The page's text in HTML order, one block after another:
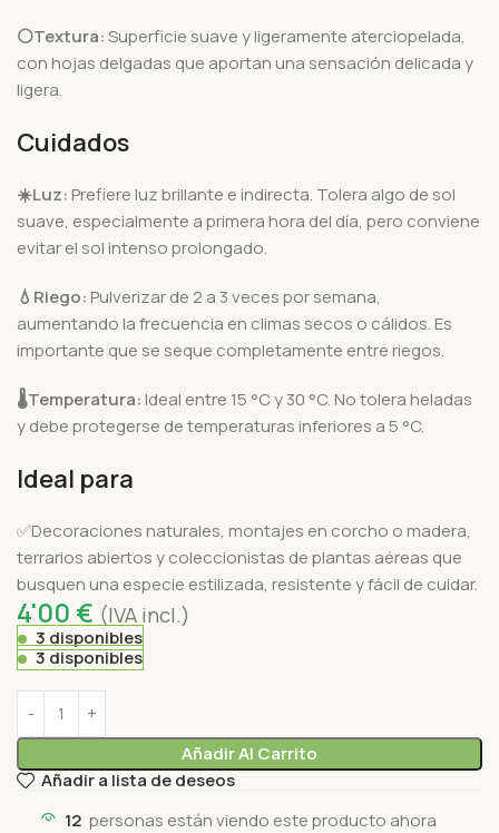
⚪Textura:Superficie suave y ligeramente aterciopelada,
con hojas delgadas que aportan una sensación delicada y
ligera.
Cuidados
☀️Luz: Prefiere luz brillante e indirecta. Tolera algo de sol
suave, especialmente a primera hora del día, pero conviene
evitar el sol intenso prolongado.
💧Riego: Pulverizar de 2 a 3 veces por semana,
aumentando la frecuencia en climas secos o cálidos. Es
importante que se seque completamente entre riegos.
🌡️Temperatura: Ideal entre 15 °C y 30 °C. No tolera heladas
y debe protegerse de temperaturas inferiores a 5 °C.
Ideal para
✅Decoraciones naturales, montajes en corcho o madera,
terrarios abiertos y coleccionistas de plantas aéreas que
busquen una especie estilizada, resistente y fácil de cuidar.
4'00 € (IVA incl.)
3 disponibles
3 disponibles
Añadir Al Carrito
Añadir a lista de deseos
12 personas están viendo este producto ahora